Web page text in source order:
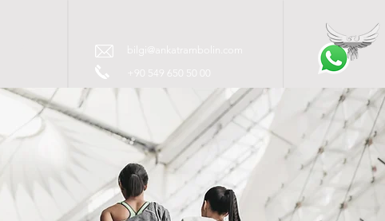
bilgi@ankatrambolin.com
+90 549 650 50 00